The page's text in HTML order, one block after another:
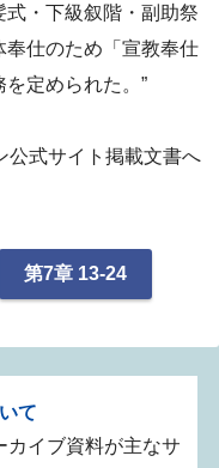
式・下級叙階・副助祭
仕のため「宣教奉仕
定められた。”
公式サイト掲載文書へ
第7章 13-24
て
カイブ資料が主なサ